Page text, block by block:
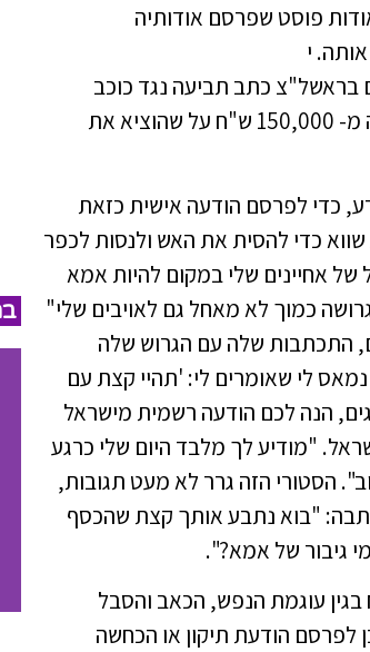
נגד אביב ראובן בסכום של 150,000 ש"ח אודות פוסט שפרסם אודותיה
י
בראשל"צ כתב תביעה נגד כוכב
הרשת אביב ראובן בו היא דורשת ממנו פיצוי בסכום של למעלה מ- 150,000 ש"ח על שהוציא את
כדי לפרסם הודעה אישית כזאת
כדי להסית את האש ולנסות לכפר
אחיינים שלי במקום להיות אמא
כמוך לא מאחל גם לאויבים שלי"
שלה באינסטרם, התכתבות שלה עם הגרוש שלה
לי שאומרים לי: 'תהיי קצת עם
הנה לכם הודעה רשמית מישראל
"מודיע לך מלבד היום שלי כרגע
הסטורי הזה גרר לא מעט תגובות,
"בוא נתבע אותך קצת שהכסף
גיבור של אמא?".
פיצוי בסך כולל של קצת יותר מ- 150,000 ש"ח בגין עוגמת הנפש, הכאב והסבל
לפרסם הודעת תיקון או הכחשה